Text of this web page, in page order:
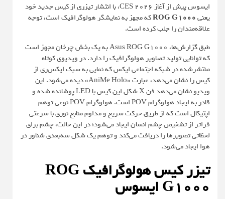
ایسوس پیش از آغاز CES 2026، با انتشار تیزری از کیس جدید خود
یعنیROG G1000که مجهز به نمایشگر هولوگرافیک است، توجه
علاقه‌مندان را جلب کرده است.
طبقگزارش‌ها
، Asus ROG G1000 به یک بخش چرخان مجهز است
که توانایی تولید تصاویر هولوگرافیک را دارد. در ویدیوی کوتاه
منتشرشده در شبکه اجتماعی ایکس که نمایی به سبک ایکس‌ری از
کیس را نشان می‌دهد، عبارت «AniMe Holo» دیده می‌شود. این
ویدیو نشان می‌دهد فن X شکل این کیس با LED پوشانده شده و
قادر به ایجاد هولوگرام POV است. هولوگرام POV نوعی توهم
اپتیکال است که از طریق حرکت سریع و مداوم منابع نوری با سرعتی
فراتر از تشخیص چشم انسان ایجاد می‌شود؛ در این حالت، چشم برای
لحظاتی تصویرها را دریافت می‌کند و توهم یک شکل سه‌بعدی شناور در
هوا ایجاد می‌شود.
تیزر کیس هولوگرافیک ROG
G1000 ایسوس